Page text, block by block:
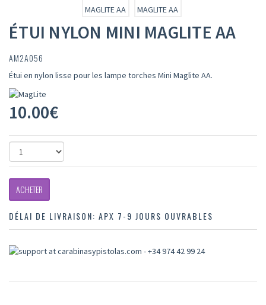
ÉTUI NYLON MINI MAGLITE AA
AM2A056
Étui en nylon lisse pour les lampe torches Mini Maglite AA.
10.00€
ACHETER
DÉLAI DE LIVRAISON: APX 7-9 JOURS OUVRABLES